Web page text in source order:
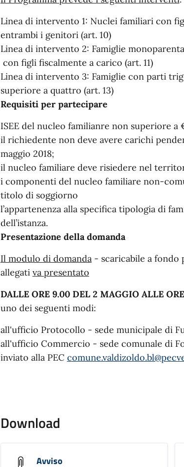
Linea di intervento 1: Nuclei familiari con
entrambi i genitori (art. 10)
Linea di intervento 2: Famiglie
con figli fiscalmente a carico (art. 11)
Linea di intervento 3: Famiglie con parti
superiore a quattro (art. 13)
Requisiti per partecipare
ISEE del nucleo familianre non superiore a
il richiedente non deve avere carichi
maggio 2018;
il nucleo familiare deve risiedere nel
i componenti del nucleo familiare non-
titolo di soggiorno
l’appartenenza alla specifica tipologia di
dell’istanza.
Presentazione della domanda
Il modulo di domanda- scaricabile a fondo
allegati va presentato
DALLE ORE 9.00 DEL 2 MAGGIO ALLE
uno dei seguenti modi:
all'ufficio Protocollo - sede municipale di
all'ufficio Commercio - sede comunale di
inviato alla PEC
Download
Avviso